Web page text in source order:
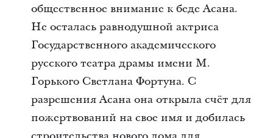
общественное внимание к беде Асана.
Не осталась равнодушной актриса
Государственного академического
русского театра драмы имени М.
Горького Светлана Фортуна. С
разрешения Асана она открыла счёт для
пожертвований на свое имя и добилась